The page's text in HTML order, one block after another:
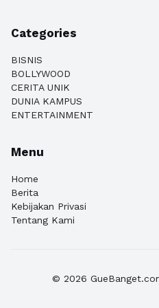
Categories
BISNIS
BOLLYWOOD
CERITA UNIK
DUNIA KAMPUS
ENTERTAINMENT
Menu
Home
Berita
Kebijakan Privasi
Tentang Kami
© 2026